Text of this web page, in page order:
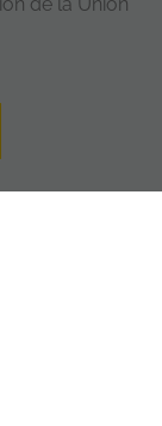
de la Unión